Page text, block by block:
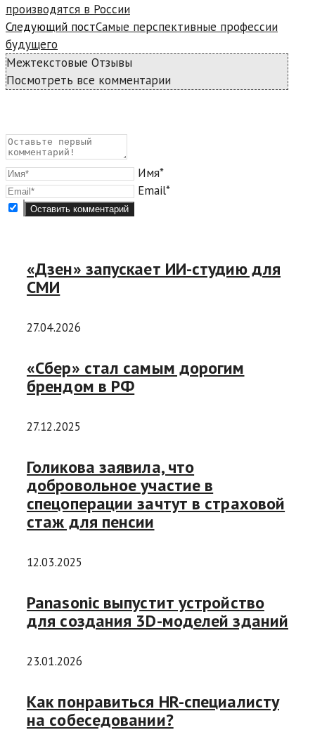
производятся в России
Следующий постСамые перспективные профессии
будущего
Межтекстовые Отзывы
Посмотреть все комментарии
Имя*
Email*
«Дзен» запускает ИИ-студию для
СМИ
27.04.2026
«Сбер» стал самым дорогим
брендом в РФ
27.12.2025
Голикова заявила, что
добровольное участие в
спецоперации зачтут в страховой
стаж для пенсии
12.03.2025
Panasonic выпустит устройство
для создания 3D-моделей зданий
23.01.2026
Как понравиться HR-специалисту
на собеседовании?